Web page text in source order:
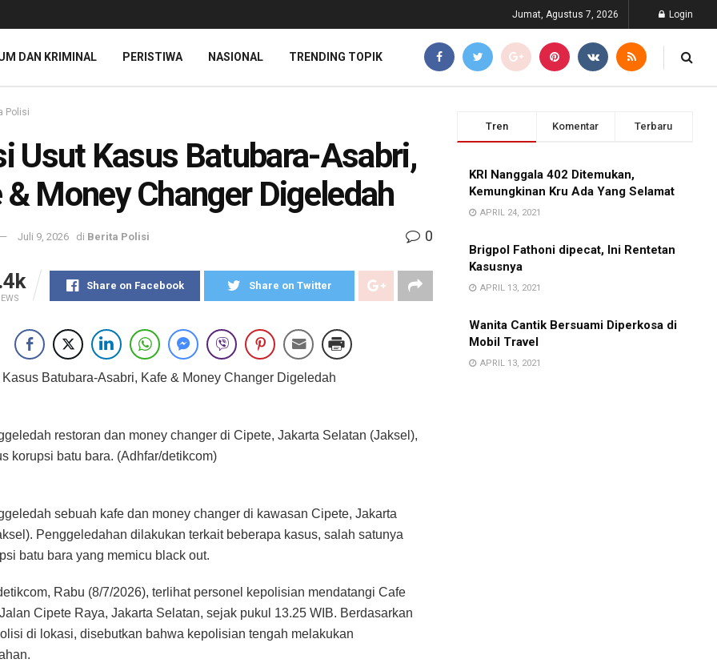
Jumat, Agustus 7, 2026 Login
DAN KRIMINAL PERISTIWA NASIONAL TRENDING TOPIK
Polisi
Usut Kasus Batubara-Asabri,
Money Changer Digeledah
Juli 9, 2026 di Berita Polisi 0
Share on Facebook Share on Twitter
Batubara-Asabri, Kafe & Money Changer Digeledah
restoran dan money changer di Cipete, Jakarta Selatan (Jaksel),
korupsi batu bara. (Adhfar/detikcom)
sebuah kafe dan money changer di kawasan Cipete, Jakarta
Penggeledahan dilakukan terkait beberapa kasus, salah satunya
batu bara yang memicu black out.
Rabu (8/7/2026), terlihat personel kepolisian mendatangi Cafe
Cipete Raya, Jakarta Selatan, sejak pukul 13.25 WIB. Berdasarkan
di lokasi, disebutkan bahwa kepolisian tengah melakukan
Tren Komentar Terbaru
KRI Nanggala 402 Ditemukan,
Kemungkinan Kru Ada Yang Selamat
APRIL 24, 2021
Brigpol Fathoni dipecat, Ini Rentetan
Kasusnya
APRIL 13, 2021
Wanita Cantik Bersuami Diperkosa di
Mobil Travel
APRIL 13, 2021